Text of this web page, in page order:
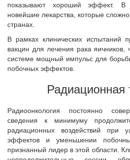
показывают хороший эффект. В
новейшие лекарства, которые
странах.
В рамках клинических испытаний
вакцин для лечения рака
системе мощный импульс для
побочных эффектов.
Радиационная
Радиоонкология постоянно
сведения к минимуму
радиационных воздействий при
эффектов и уменьшении
признанный лидер в этой области.